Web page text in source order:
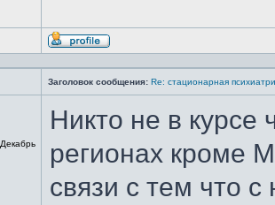
Профиль
Заголовок сообщения: Re: стационарная
Никто не в
регионах кроме
связи с тем что